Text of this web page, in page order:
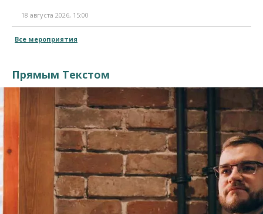
18 августа 2026, 15:00
Все мероприятия
Прямым Текстом